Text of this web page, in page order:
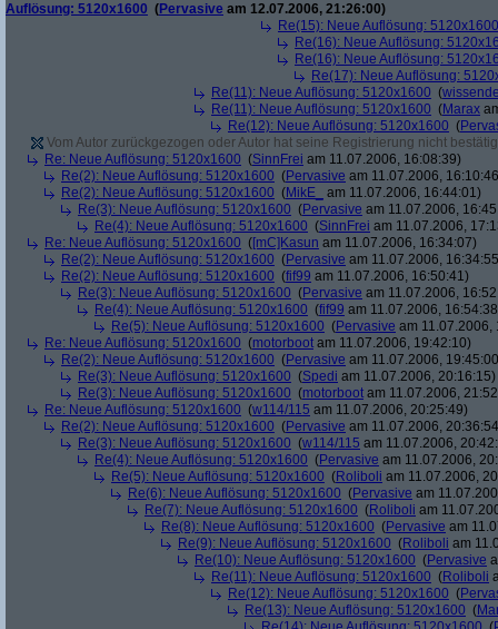
Auflösung: 5120x1600 (Pervasive am 12.07.2006, 21:26:00)
Re(15): Neue Auflösung: 5120x1600
Re(16): Neue Auflösung:
Re(16): Neue Auflösung:
Re(17): Neue Auflösung:
Re(11): Neue Auflösung: 5120x1600 (
Re(11): Neue Auflösung: 5120x1600 (Marax
Re(12): Neue Auflösung: 5120x1600 (
Vom Autor zurückgezogen oder Autor hat seine Registrierung nicht
Re: Neue Auflösung: 5120x1600 (SinnFrei am 11.07.2006, 16:08:39)
Re(2): Neue Auflösung: 5120x1600 (Pervasive am 11.07.2006,
Re(2): Neue Auflösung: 5120x1600 (MikE_
am 11.07.2006, 16:44:01)
Re(3): Neue Auflösung: 5120x1600 (Pervasive am 11.07.2006,
Re(4): Neue Auflösung: 5120x1600 (SinnFrei am 11.07.2006,
Re: Neue Auflösung: 5120x1600 ([mC]Kasun am 11.07.2006, 16:34:07)
Re(2): Neue Auflösung: 5120x1600 (Pervasive am 11.07.2006,
Re(2): Neue Auflösung: 5120x1600 (fif99 am 11.07.2006, 16:50:41)
Re(3): Neue Auflösung: 5120x1600 (Pervasive am 11.07.2006,
Re(4): Neue Auflösung: 5120x1600 (fif99 am 11.07.2006,
Re(5): Neue Auflösung: 5120x1600 (Pervasive am 11.07.2006,
Re: Neue Auflösung: 5120x1600 (motorboot am 11.07.2006, 19:42:10)
Re(2): Neue Auflösung: 5120x1600 (Pervasive am 11.07.2006,
Re(3): Neue Auflösung: 5120x1600 (Spedi am 11.07.2006, 20:16:15)
Re(3): Neue Auflösung: 5120x1600 (motorboot am 11.07.2006,
Re: Neue Auflösung: 5120x1600 (w114/115 am 11.07.2006, 20:25:49)
Re(2): Neue Auflösung: 5120x1600 (Pervasive am 11.07.2006,
Re(3): Neue Auflösung: 5120x1600 (w114/115 am 11.07.2006,
Re(4): Neue Auflösung: 5120x1600 (Pervasive am 11.07.2006,
Re(5): Neue Auflösung: 5120x1600 (Roliboli am 11.07.2006,
Re(6): Neue Auflösung: 5120x1600 (Pervasive am
Re(7): Neue Auflösung: 5120x1600 (Roliboli am
Re(8): Neue Auflösung: 5120x1600 (Pervasive am
Re(9): Neue Auflösung: 5120x1600 (Roliboli am
Re(10): Neue Auflösung: 5120x1600 (Pervasive
Re(11): Neue Auflösung: 5120x1600 (Roliboli
Re(12): Neue Auflösung: 5120x1600 (
Re(13): Neue Auflösung: 5120x1600 (